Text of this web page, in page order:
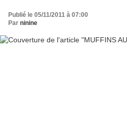
Publié le 05/11/2011 à 07:00
Par ninine